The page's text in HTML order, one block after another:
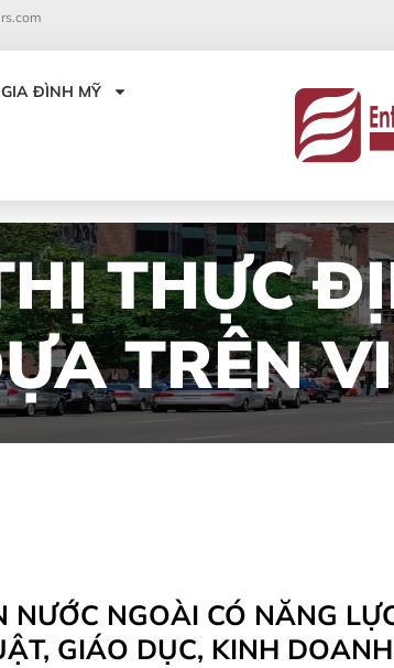
ĐÌNH MỸ
THỰC
TRÊN
NƯỚC NGOÀI CÓ NĂNG
GIÁO DỤC, KINH